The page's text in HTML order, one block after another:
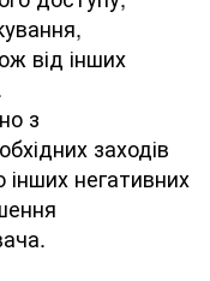
від інших
з
заходів
негативних